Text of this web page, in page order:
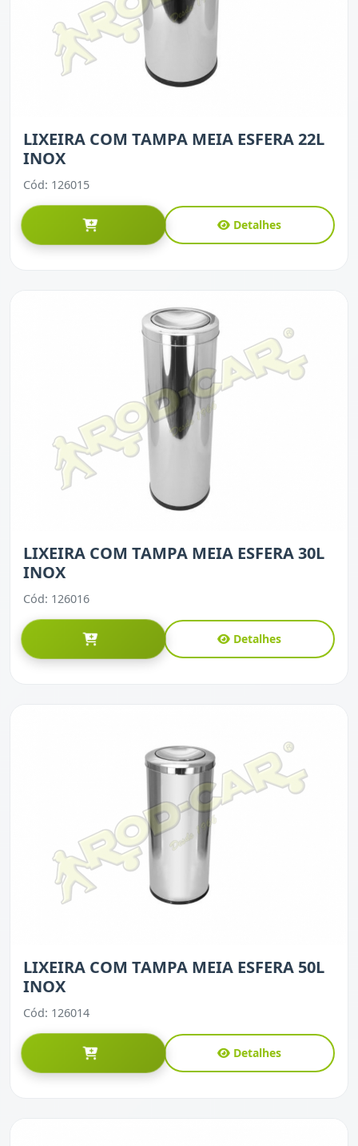
LIXEIRA COM TAMPA MEIA ESFERA 22L
INOX
Cód: 126015
Detalhes
LIXEIRA COM TAMPA MEIA ESFERA 30L
INOX
Cód: 126016
Detalhes
LIXEIRA COM TAMPA MEIA ESFERA 50L
INOX
Cód: 126014
Detalhes